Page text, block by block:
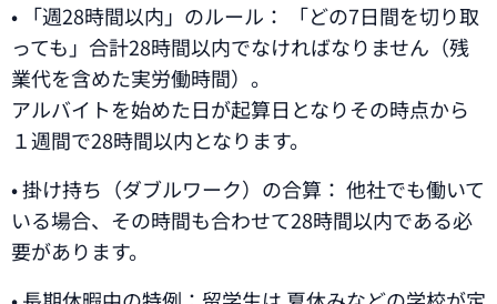
• 「週28時間以内」のルール： 「どの7日間を切り取
っても」合計28時間以内でなければなりません（残
業代を含めた実労働時間）。
アルバイトを始めた日が起算日となりその時点から
１週間で28時間以内となります。
• 掛け持ち（ダブルワーク）の合算： 他社でも働いて
いる場合、その時間も合わせて28時間以内である必
要があります。